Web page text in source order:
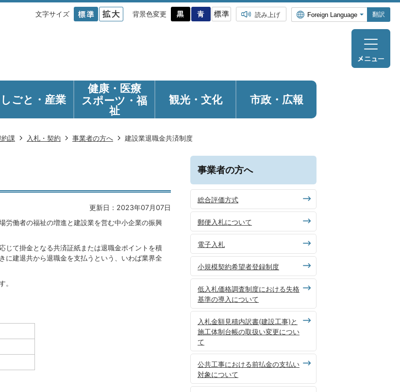
文字サイズ 背景色変更 読み上げ 翻訳
しごと・産業
健康・医療
スポーツ・福
祉
観光・ 文化 市政・広報
課 入札・契約 事業者の方へ 建設業退職金共済制度
更新日：2023年07月07日
労働者の福祉の増進と建設業を営む中小企業の振興
じて掛金となる共済証紙または退職金ポイントを積
に建退共から退職金を支払うという、いわば業界全
。
事業者の方へ
総合評価方式
郵便入札について
電子入札
小規模契約希望者登録制度
低入札価格調査制度における失格
基準の導入について
入札金額見積内訳書(建設工事)と
施工体制台帳の取扱い変更につい
て
公共工事における前払金の支払い
対象について